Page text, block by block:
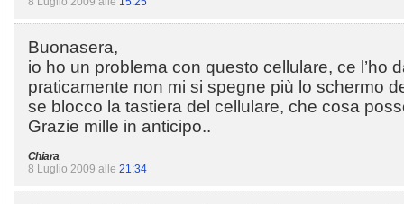
Buonasera,
io ho un problema con questo cellulare, ce l’ho
praticamente non mi si spegne più lo schermo
se blocco la tastiera del cellulare, che cosa
Grazie mille in anticipo..
Chiara
8 Luglio 2009 alle 21:34